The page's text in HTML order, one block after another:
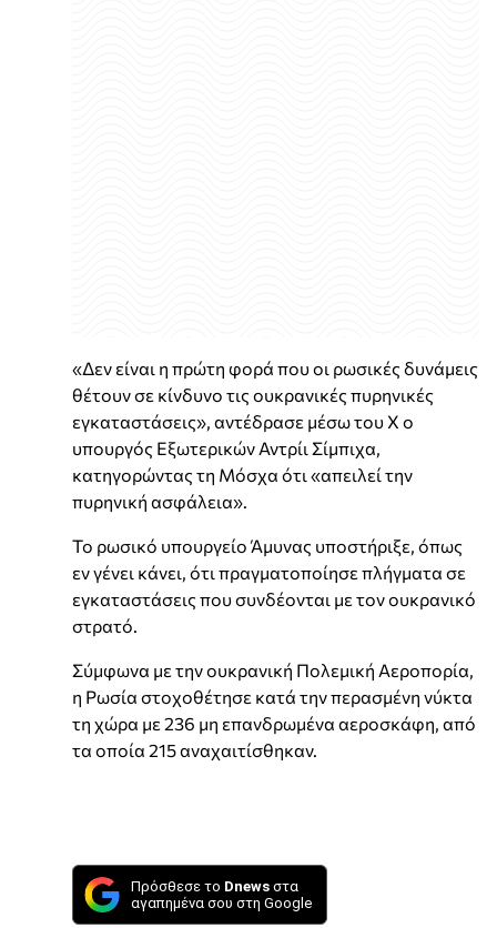
«Δεν είναι η πρώτη φορά που οι ρωσικές δυνάμεις
θέτουν σε κίνδυνο τις ουκρανικές πυρηνικές
εγκαταστάσεις», αντέδρασε μέσω του X ο
υπουργός Εξωτερικών Αντρίι Σίμπιχα,
κατηγορώντας τη Μόσχα ότι «απειλεί την
πυρηνική ασφάλεια».
Το ρωσικό υπουργείο Άμυνας υποστήριξε, όπως
εν γένει κάνει, ότι πραγματοποίησε πλήγματα σε
εγκαταστάσεις που συνδέονται με τον ουκρανικό
στρατό.
Σύμφωνα με την ουκρανική Πολεμική Αεροπορία,
η Ρωσία στοχοθέτησε κατά την περασμένη νύκτα
τη χώρα με 236 μη επανδρωμένα αεροσκάφη, από
τα οποία 215 αναχαιτίσθηκαν.
Πρόσθεσε το Dnews στα
αγαπημένα σου στη Google